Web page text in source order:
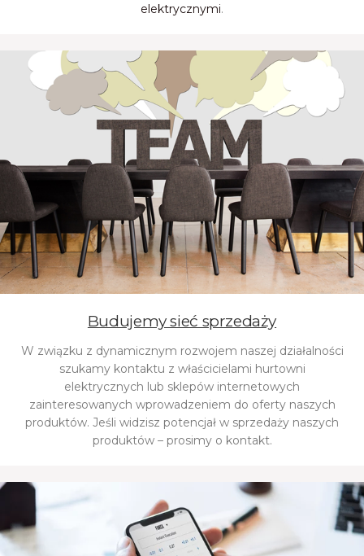
elektrycznymi.
Budujemy sieć sprzedaży
W związku z dynamicznym rozwojem naszej działalności
szukamy kontaktu z właścicielami hurtowni
elektrycznych lub sklepów internetowych
zainteresowanych wprowadzeniem do oferty naszych
produktów. Jeśli widzisz potencjał w sprzedaży naszych
produktów – prosimy o kontakt.